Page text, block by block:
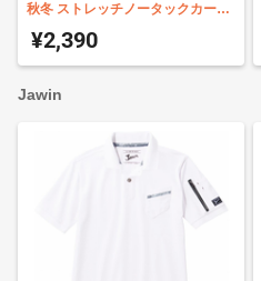
秋冬 ストレッチノータックカーゴ
パンツ 72602
¥2,390
Jawin